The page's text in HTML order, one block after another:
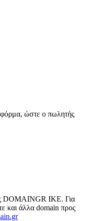
ώστε ο πωλητής
DOMAINGR ΙΚΕ. Για
και άλλα domain προς